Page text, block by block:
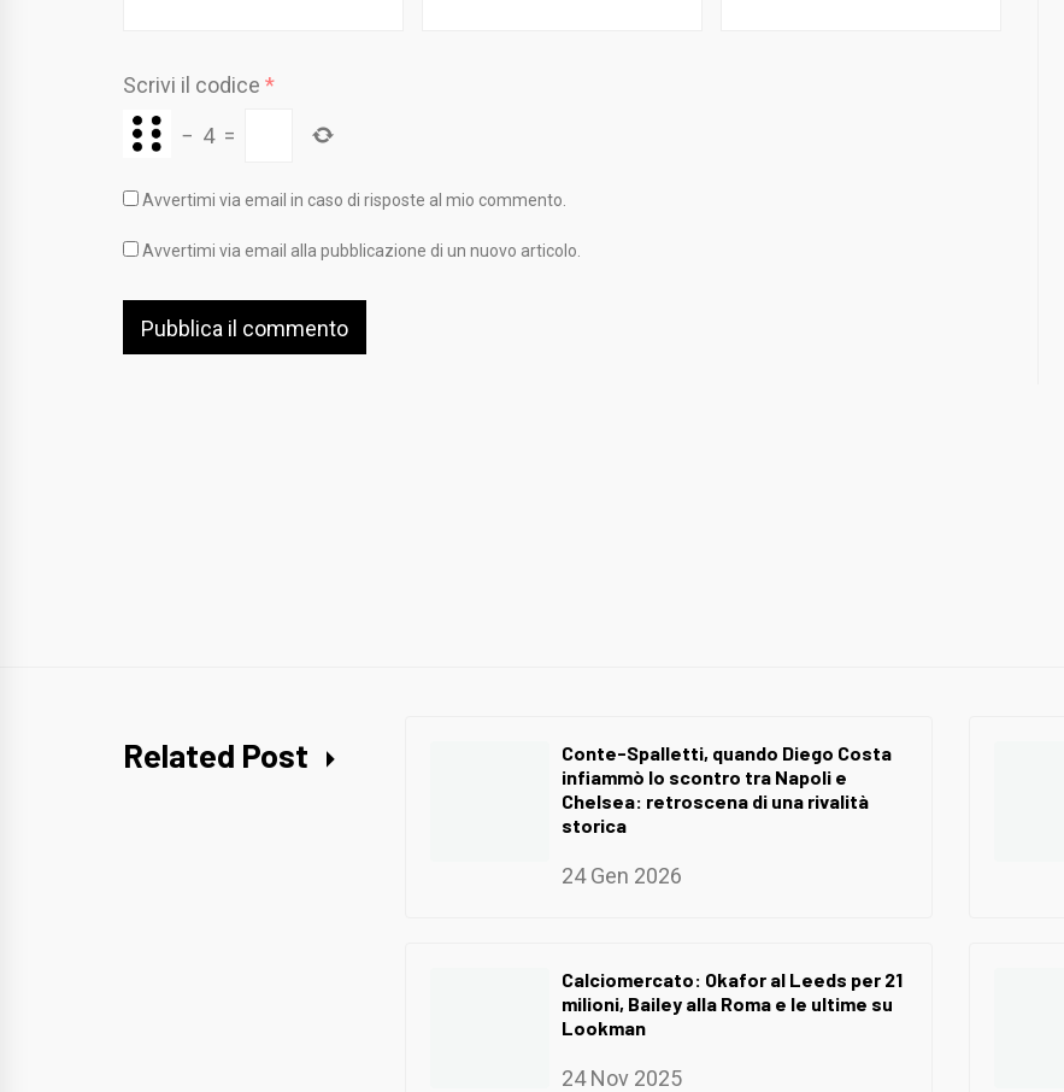
Scrivi il codice *
− 4 =
Avvertimi via email in caso di risposte al mio commento.
Avvertimi via email alla pubblicazione di un nuovo articolo.
Related Post
Conte-Spalletti, quando Diego Costa
infiammò lo scontro tra Napoli e
Chelsea: retroscena di una rivalità
storica
24 Gen 2026
Calciomercato: Okafor al Leeds per 21
milioni, Bailey alla Roma e le ultime su
Lookman
24 Nov 2025